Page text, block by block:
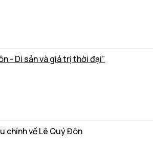
- Di sản và giá trị thời đại”
chính về Lê Quý Đôn